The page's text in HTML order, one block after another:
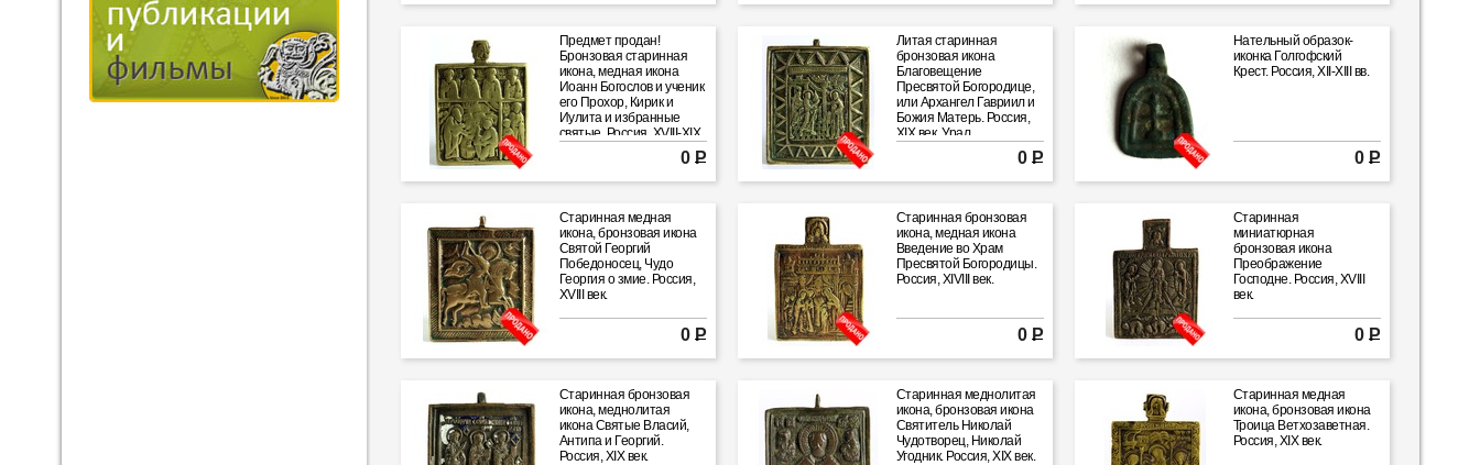
Предмет продан!
Бронзовая старинная
икона, медная икона
Иоанн Богослов и ученик
его Прохор, Кирик и
Иулита и избранные
святые. Россия, XVIII-XIX
0 Р
Литая старинная
бронзовая икона
Благовещение
Пресвятой Богородице,
или Архангел Гавриил и
Божия Матерь. Россия,
XIX век, Урал.
0 Р
Нательный образок-
иконка Голгофский
Крест. Россия, XII-XIII вв.
0 Р
Старинная медная
икона, бронзовая икона
Святой Георгий
Победоносец, Чудо
Георгия о змие. Россия,
XVIII век.
0 Р
Старинная бронзовая
икона, медная икона
Введение во Храм
Пресвятой Богородицы.
Россия, XIVIII век.
0 Р
Старинная
миниатюрная
бронзовая икона
Преображение
Господне. Россия, XVIII
век.
0 Р
Старинная бронзовая
икона, меднолитая
икона Святые Власий,
Антипа и Георгий.
Россия, XIX век.
Старинная меднолитая
икона, бронзовая икона
Святитель Николай
Чудотворец, Николай
Угодник. Россия, XIX век.
Старинная медная
икона, бронзовая икона
Троица Ветхозаветная.
Россия, XIX век.